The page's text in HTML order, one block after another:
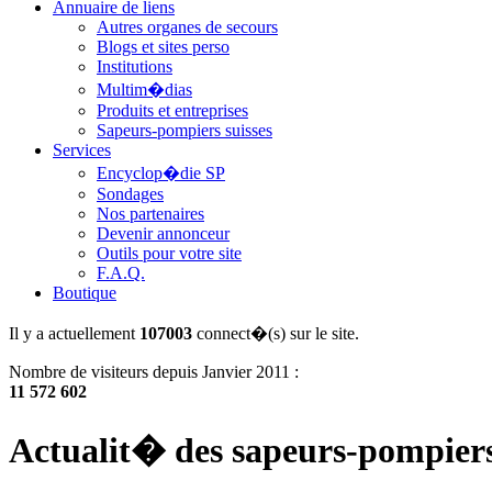
Annuaire de liens
Autres organes de secours
Blogs et sites perso
Institutions
Multim�dias
Produits et entreprises
Sapeurs-pompiers suisses
Services
Encyclop�die SP
Sondages
Nos partenaires
Devenir annonceur
Outils pour votre site
F.A.Q.
Boutique
Il y a actuellement 107003 connect�(s) sur le site.
Nombre de visiteurs depuis Janvier 2011 :
11 572 602
Actualit� des sapeurs-